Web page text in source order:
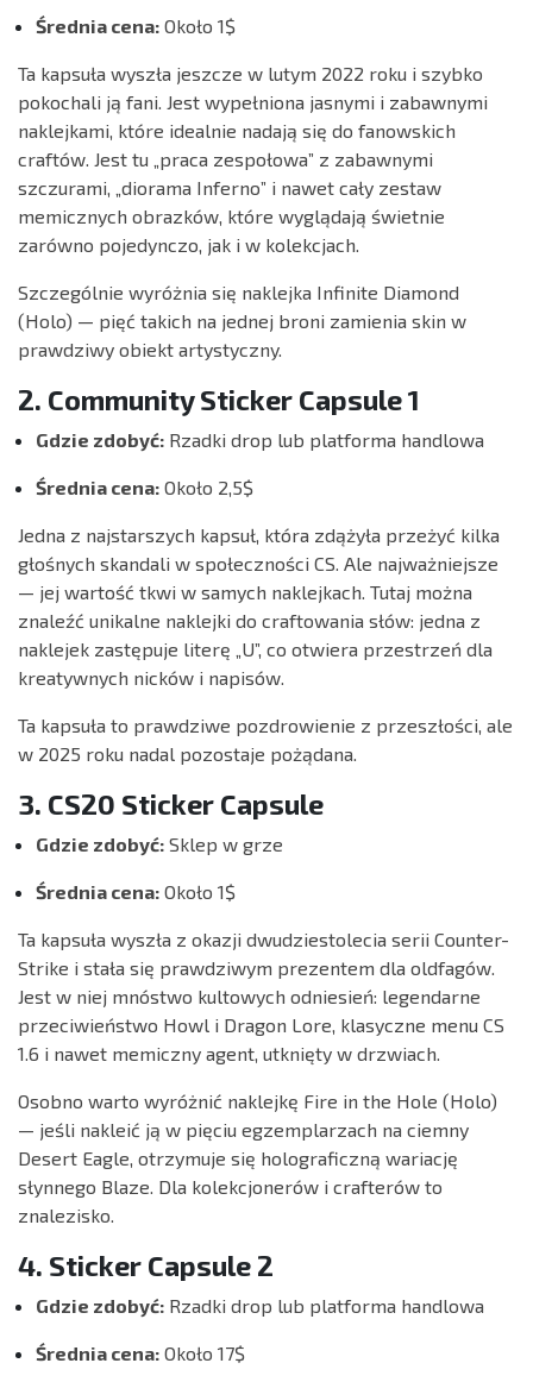
Średnia cena: Około 1$
Ta kapsuła wyszła jeszcze w lutym 2022 roku i szybko
pokochali ją fani. Jest wypełniona jasnymi i zabawnymi
naklejkami, które idealnie nadają się do fanowskich
craftów. Jest tu „praca zespołowa” z zabawnymi
szczurami, „diorama Inferno” i nawet cały zestaw
memicznych obrazków, które wyglądają świetnie
zarówno pojedynczo, jak i w kolekcjach.
Szczególnie wyróżnia się naklejka Infinite Diamond
(Holo) — pięć takich na jednej broni zamienia skin w
prawdziwy obiekt artystyczny.
2. Community Sticker Capsule 1
Gdzie zdobyć: Rzadki drop lub platforma handlowa
Średnia cena: Około 2,5$
Jedna z najstarszych kapsuł, która zdążyła przeżyć kilka
głośnych skandali w społeczności CS. Ale najważniejsze
— jej wartość tkwi w samych naklejkach. Tutaj można
znaleźć unikalne naklejki do craftowania słów: jedna z
naklejek zastępuje literę „U”, co otwiera przestrzeń dla
kreatywnych nicków i napisów.
Ta kapsuła to prawdziwe pozdrowienie z przeszłości, ale
w 2025 roku nadal pozostaje pożądana.
3. CS20 Sticker Capsule
Gdzie zdobyć: Sklep w grze
Średnia cena: Około 1$
Ta kapsuła wyszła z okazji dwudziestolecia serii Counter-
Strike i stała się prawdziwym prezentem dla oldfagów.
Jest w niej mnóstwo kultowych odniesień: legendarne
przeciwieństwo Howl i Dragon Lore, klasyczne menu CS
1.6 i nawet memiczny agent, utknięty w drzwiach.
Osobno warto wyróżnić naklejkę Fire in the Hole (Holo)
— jeśli nakleić ją w pięciu egzemplarzach na ciemny
Desert Eagle, otrzymuje się holograficzną wariację
słynnego Blaze. Dla kolekcjonerów i crafterów to
znalezisko.
4. Sticker Capsule 2
Gdzie zdobyć: Rzadki drop lub platforma handlowa
Średnia cena: Około 17$